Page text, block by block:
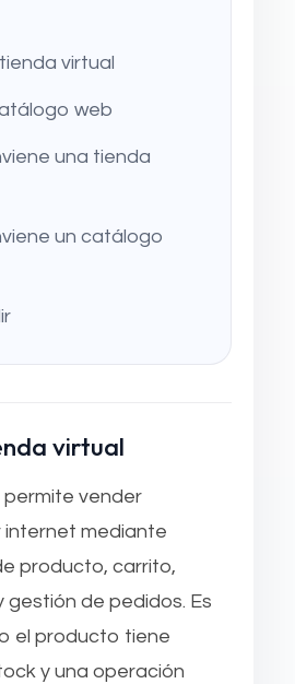
virtual
web
una tienda
un catálogo
virtual
permite vender
mediante
producto, carrito,
gestión de pedidos. Es
el producto tiene
y una operación